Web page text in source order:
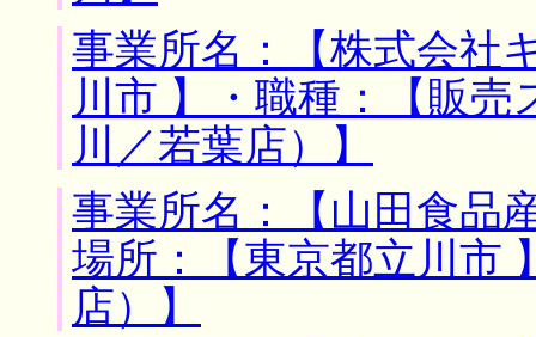
事業所名：【株式会社
川市 】・職種：【販
川／若葉店）】
事業所名：【山田食品
場所：【東京都立川市
店）】